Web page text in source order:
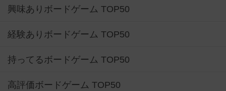
興味ありボードゲーム TOP50
経験ありボードゲーム TOP50
持ってるボードゲーム TOP50
高評価ボードゲーム TOP50